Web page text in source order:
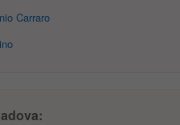
Carraro